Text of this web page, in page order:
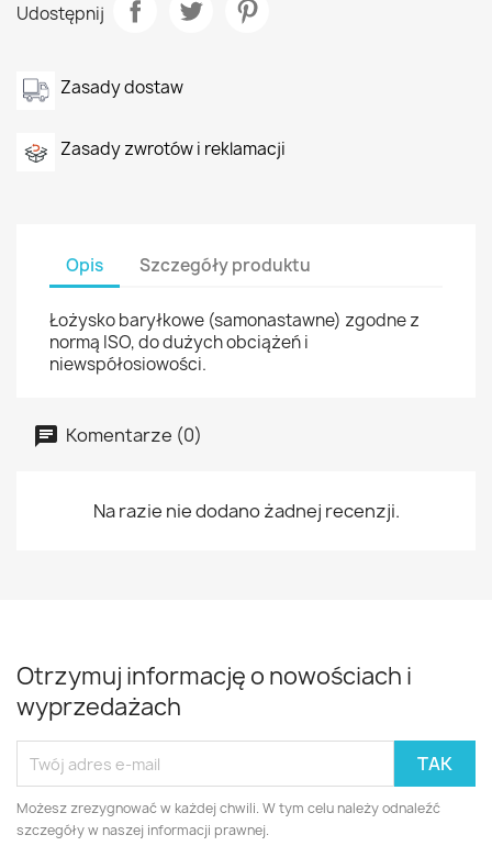
Udostępnij
Zasady dostaw
Zasady zwrotów i reklamacji
Opis Szczegóły produktu
Łożysko baryłkowe (samonastawne) zgodne z
normą ISO, do dużych obciążeń i
niewspółosiowości.
Komentarze (0)
Na razie nie dodano żadnej recenzji.
Otrzymuj informację o nowościach i
wyprzedażach
Możesz zrezygnować w każdej chwili. W tym celu należy odnaleźć
szczegóły w naszej informacji prawnej.